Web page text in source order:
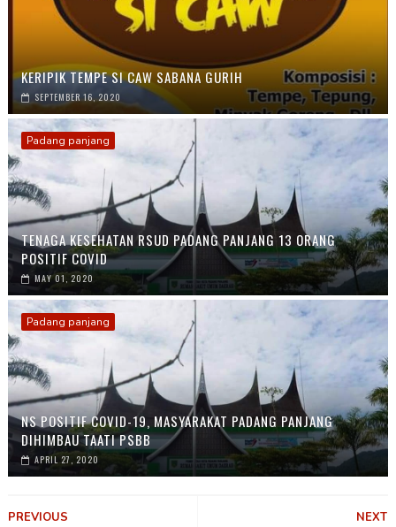
KERIPIK TEMPE SI CAW SABANA GURIH
SEPTEMBER 16, 2020
Padang panjang
TENAGA KESEHATAN RSUD PADANG PANJANG 13 ORANG
POSITIF COVID
MAY 01, 2020
Padang panjang
NS POSITIF COVID-19, MASYARAKAT PADANG PANJANG
DIHIMBAU TAATI PSBB
APRIL 27, 2020
NEXT
PREVIOUS